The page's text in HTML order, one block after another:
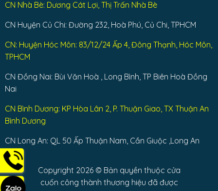
CN Nhà Bè: Dương Cát Lợi, Thị Trấn Nhà Bè
CN Huyện Củ Chi: Đường 232, Hoà Phú, Củ Chi, TPHCM
CN: Huyện Hóc Môn: 83/12/24 Ấp 4, Đông Thạnh, Hóc Môn,
TPHCM
CN Đồng Nai: Bùi Văn Hoà , Long Bình, TP Biên Hoà Đồng
Nai
CN Bình Dương: KP Hòa Lân 2, P. Thuận Giao, TX Thuận An
Bình Dương
CN Long An: QL 50 Ấp Thuận Nam, Cần Giuộc ,Long An
Copyright 2026 © Bản quyền thuộc cửa
cuốn công thành thương hiệu đã được